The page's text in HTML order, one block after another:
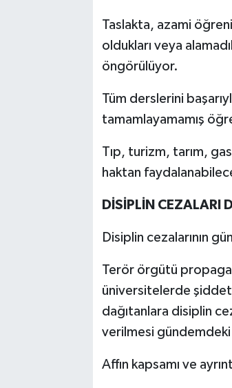
Taslakta, azami
oldukları veya
öngörülüyor.
Tüm derslerini
tamamlayamamış
Tıp, turizm, tarım,
haktan
DİSİPLİN CEZALARI
Disiplin cezalarının
Terör örgütü
üniversitelerde şiddet
dağıtanlara disiplin
verilmesi
Affın kapsamı ve